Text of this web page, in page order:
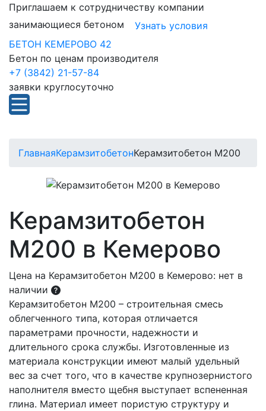
Приглашаем к сотрудничеству компании
занимающиеся бетоном
Узнать условия
БЕТОН КЕМЕРОВО 42
Бетон по ценам производителя
+7 (3842) 21-57-84
заявки круглосуточно
ГлавнаяКерамзитобетонКерамзитобетон М200
Керамзитобетон
М200 в Кемерово
Цена на Керамзитобетон М200 в Кемерово: нет в
наличии
Керамзитобетон М200 – строительная смесь
облегченного типа, которая отличается
параметрами прочности, надежности и
длительного срока службы. Изготовленные из
материала конструкции имеют малый удельный
вес за счет того, что в качестве крупнозернистого
наполнителя вместо щебня выступает вспененная
глина. Материал имеет пористую структуру и